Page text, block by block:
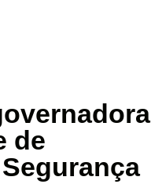
de